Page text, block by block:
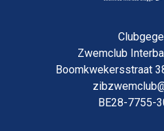
Zwemclub
Boomkwekersstraat
BE28-7755-